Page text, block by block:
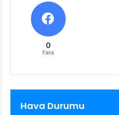
0
Fans
Hava Durumu